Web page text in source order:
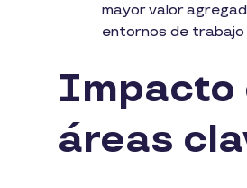
mayor valor
entornos de trabajo
Impacto
áreas